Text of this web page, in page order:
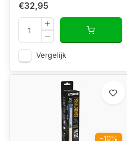
€32,95
Vergelijk
-10%